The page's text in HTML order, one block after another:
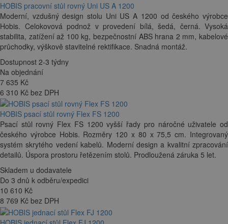
HOBIS pracovní stůl rovný Uni US A 1200
Moderní, vzdušný design stolu Uni US A 1200 od českého výrobce
Hobis. Celokovová podnož v provedení bílá, šedá, černá. Vysoká
stabilita, zatížení až 100 kg, bezpečnostní ABS hrana 2 mm, kabelové
průchodky, výškově stavitelné rektifikace. Snadná montáž.
Dostupnost 2-3 týdny
Na objednání
7 635 Kč
6 310 Kč bez DPH
HOBIS psací stůl rovný Flex FS 1200
Psací stůl rovný Flex FS 1200 vyšší řady pro náročné uživatele od
českého výrobce Hobis. Rozměry 120 x 80 x 75,5 cm. Integrovaný
systém skrytého vedení kabelů. Moderní design a kvalitní zpracování
detailů. Úspora prostoru řetězením stolů. Prodloužená záruka 5 let.
Skladem u dodavatele
Do 3 dnů k odběru/expedici
10 610 Kč
8 769 Kč bez DPH